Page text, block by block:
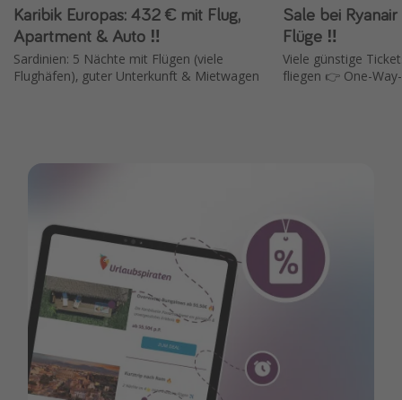
Karibik Europas: 432 € mit Flug,
Apartment & Auto ‼️
Sardinien: 5 Nächte mit Flügen (viele
Flughäfen), guter Unterkunft & Mietwagen
Sale bei Ryanair ✈️ 15 %
Flüge ‼️
Viele günstige
fliegen 👉 One-